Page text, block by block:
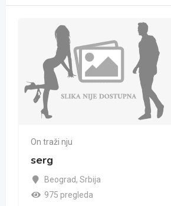
On traži nju
serg
Beograd, Srbija
975 pregleda